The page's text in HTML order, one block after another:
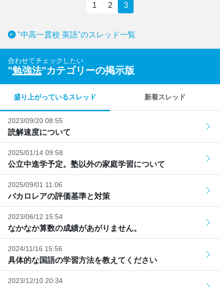
1 2 3
"中高一貫校 英語"のスレッド一覧
合わせてチェックしたい
"勉強法"カテゴリーの掲示版
盛り上がっているスレッド 新着スレッド
2023/09/20 08:55
読解速度について
2025/01/14 09:58
公立中進学予定。塾以外の家庭学習について
2025/09/01 11:06
バカロレアの評価基準と対策
2023/06/12 15:54
なかなか算数の成績があがりません。
2024/11/16 15:56
具体的な国語の学習方法を教えてください
2023/12/10 20:34